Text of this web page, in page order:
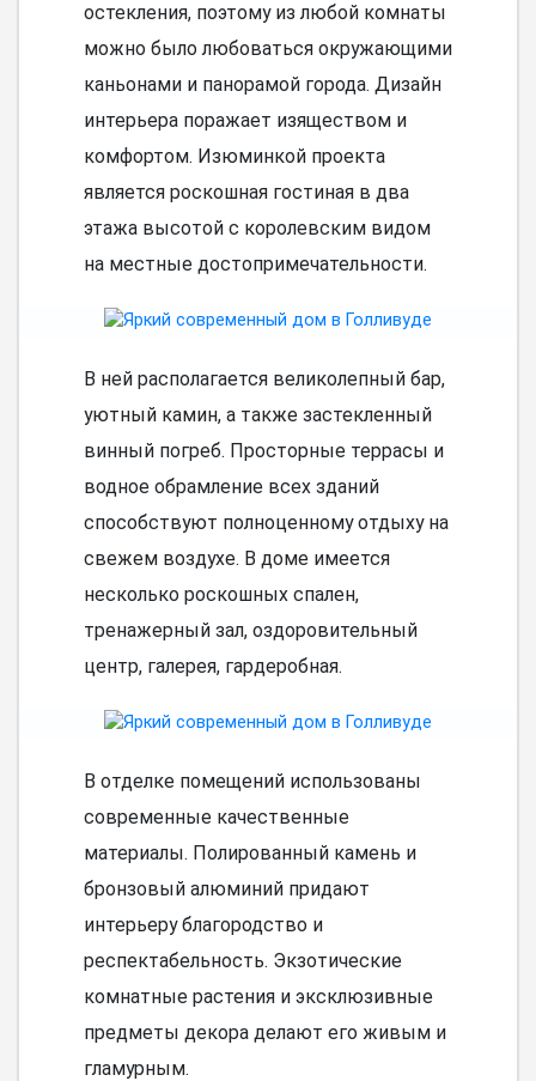
остекления, поэтому из любой комнаты
можно было любоваться окружающими
каньонами и панорамой города. Дизайн
интерьера поражает изяществом и
комфортом. Изюминкой проекта
является роскошная гостиная в два
этажа высотой с королевским видом
на местные достопримечательности.
В ней располагается великолепный бар,
уютный камин, а также застекленный
винный погреб. Просторные террасы и
водное обрамление всех зданий
способствуют полноценному отдыху на
свежем воздухе. В доме имеется
несколько роскошных спален,
тренажерный зал, оздоровительный
центр, галерея, гардеробная.
В отделке помещений использованы
современные качественные
материалы. Полированный камень и
бронзовый алюминий придают
интерьеру благородство и
респектабельность. Экзотические
комнатные растения и эксклюзивные
предметы декора делают его живым и
гламурным.